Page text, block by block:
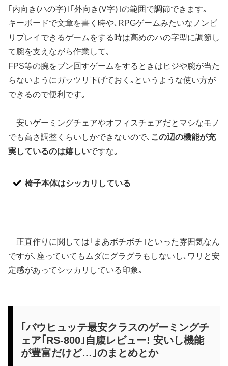
｢内向き(ハの字)｣｢外向き(V字)｣の範囲で調節できます｡
キーボードで文章を書く時や､RPGゲームみたいなノンビ
リプレイできるゲームをする時は高めのハの字型に調節し
て腕を支えながら作業して､
FPS等の腕をブン回すゲームをするときはヒジや腕が当た
らないようにガッツリ下げておく｡というような使い方が
できるので便利です｡
安いゲーミングチェアやオフィスチェアだとマシなモノ
でも高さ調整くらいしかできないので､ この辺の機能が充
実しているのは嬉しいですな｡
椅子本体はシッカリしている
正直作りに関しては｢まあボチボチ｣といった雰囲気なん
ですが､座っていてもムダにグラグラもしないし､ワリと安
定感があってシッカリしている印象｡
｢バウヒュッテ最安クラスのゲーミングチ
ェア｢RS-800｣自腹レビュー! 安いし機能
が豊富だけど…｣のまとめとか